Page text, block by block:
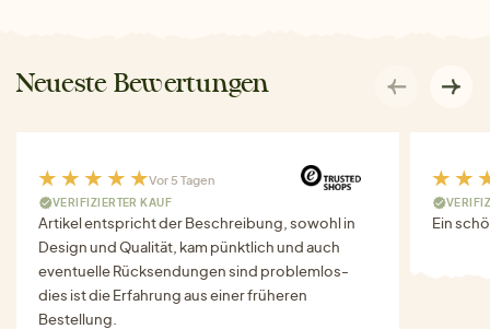
Neueste Bewertungen
Vor 5 Tagen
VERIFIZIERTER KAUF
Artikel entspricht der Beschreibung, sowohl in
Design und Qualität, kam pünktlich und auch
eventuelle Rücksendungen sind problemlos-
dies ist die Erfahrung aus einer früheren
Bestellung.
Ein